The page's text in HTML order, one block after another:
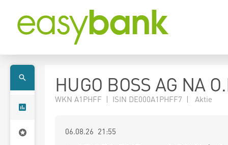
HUGO BOSS AG NA
WKN A1PHFF | ISIN DE000A1PHFF7 | Aktie
06.08.26 21:55